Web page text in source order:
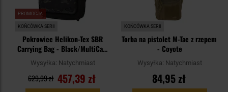
PROMOCJA
KOŃCÓWKA SERII
Pokrowiec Helikon-Tex SBR
Carrying Bag - Black/MultiCam
Black
Wysyłka: Natychmiast
457,39 zł
629,99 zł
KOŃCÓWKA SERII
Torba na pistolet M-Tac z rzepem
- Coyote
Wysyłka: Natychmiast
84,95 zł